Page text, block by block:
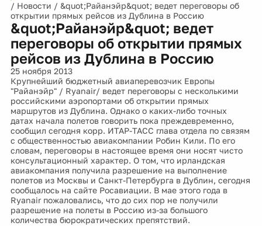
/ Новости / &quot;Райанэйр&quot; ведет переговоры об
открытии прямых рейсов из Дублина в Россию
&quot;Райанэйр&quot; ведет
переговоры об открытии прямых
рейсов из Дублина в Россию
25 ноября 2013
Крупнейший бюджетный авиаперевозчик Европы
"Райанэйр" / Ryanair/ ведет переговоры с несколькими
российскими аэропортами об открытии прямых
маршрутов из Дублина. Однако о каких-либо точных
датах начала полетов говорить пока преждевременно,
сообщил сегодня корр. ИТАР-ТАСС глава отдела по связям
с общественностью авиакомпании Робин Кили. По его
словам, переговоры в настоящее время они носят чисто
консультационный характер. О том, что ирландская
авиакомпания получила разрешение на выполнение
полетов из Москвы и Санкт-Петербурга в Дублин, сегодня
сообщалось на сайте Росавиации. В мае этого года в
Ryanair пожаловались, что до сих пор не получили
разрешение на полеты в Россию из-за большого
количества бюрократических препятствий.